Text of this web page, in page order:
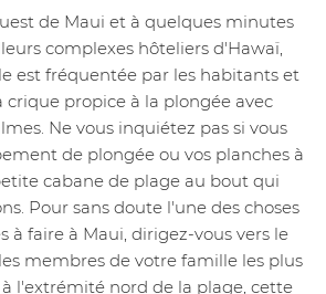
de Maui et à quelques minutes
complexes hôteliers d'Hawaï,
est fréquentée par les habitants et
crique propice à la plongée avec
Ne vous inquiétez pas si vous
de plongée ou vos planches à
cabane de plage au bout qui
Pour sans doute l'une des choses
à faire à Maui, dirigez-vous vers le
membres de votre famille les plus
l'extrémité nord de la plage, cette